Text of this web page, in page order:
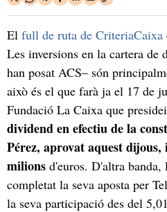
El full de ruta de CriteriaCaixa
Les inversions en la cartera de
han posat ACS– són
això és el que farà ja el 17 de
Fundació La Caixa que
dividend en efectiu de la
Pérez, aprovat aquest
milions d'euros. D'altra
completat la seva aposta per
la seva participació des del